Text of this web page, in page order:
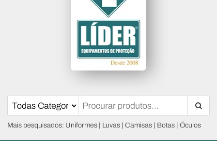
Líder Equipamentos
Mais pesquisados: Uniformes | Luvas | Camisas | Botas | Óculos